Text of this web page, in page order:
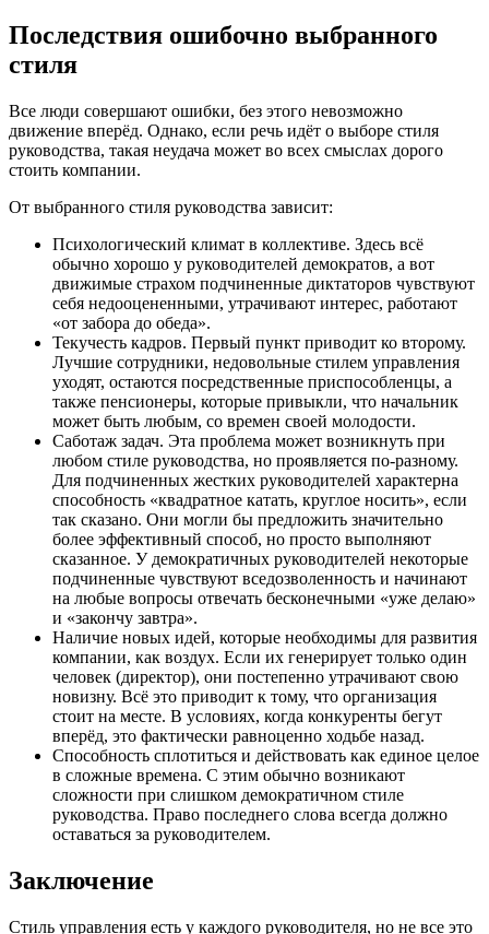
Последствия ошибочно выбранного
стиля
Все люди совершают ошибки, без этого невозможно
движение вперёд. Однако, если речь идёт о выборе стиля
руководства, такая неудача может во всех смыслах дорого
стоить компании.
От выбранного стиля руководства зависит:
Психологический климат в коллективе. Здесь всё
обычно хорошо у руководителей демократов, а вот
движимые страхом подчиненные диктаторов чувствуют
себя недооцененными, утрачивают интерес, работают
«от забора до обеда».
Текучесть кадров. Первый пункт приводит ко второму.
Лучшие сотрудники, недовольные стилем управления
уходят, остаются посредственные приспособленцы, а
также пенсионеры, которые привыкли, что начальник
может быть любым, со времен своей молодости.
Саботаж задач. Эта проблема может возникнуть при
любом стиле руководства, но проявляется по-разному.
Для подчиненных жестких руководителей характерна
способность «квадратное катать, круглое носить», если
так сказано. Они могли бы предложить значительно
более эффективный способ, но просто выполняют
сказанное. У демократичных руководителей некоторые
подчиненные чувствуют вседозволенность и начинают
на любые вопросы отвечать бесконечными «уже делаю»
и «закончу завтра».
Наличие новых идей, которые необходимы для развития
компании, как воздух. Если их генерирует только один
человек (директор), они постепенно утрачивают свою
новизну. Всё это приводит к тому, что организация
стоит на месте. В условиях, когда конкуренты бегут
вперёд, это фактически равноценно ходьбе назад.
Способность сплотиться и действовать как единое целое
в сложные времена. С этим обычно возникают
сложности при слишком демократичном стиле
руководства. Право последнего слова всегда должно
оставаться за руководителем.
Заключение
Стиль управления есть у каждого руководителя, но не все это